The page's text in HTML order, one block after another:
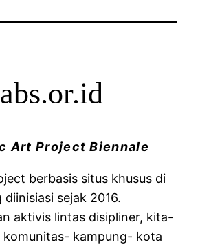
Art Project Biennale
berbasis situs khusus di
sejak 2016.
aktivis lintas disipliner, kita-
komunitas- kampung- kota